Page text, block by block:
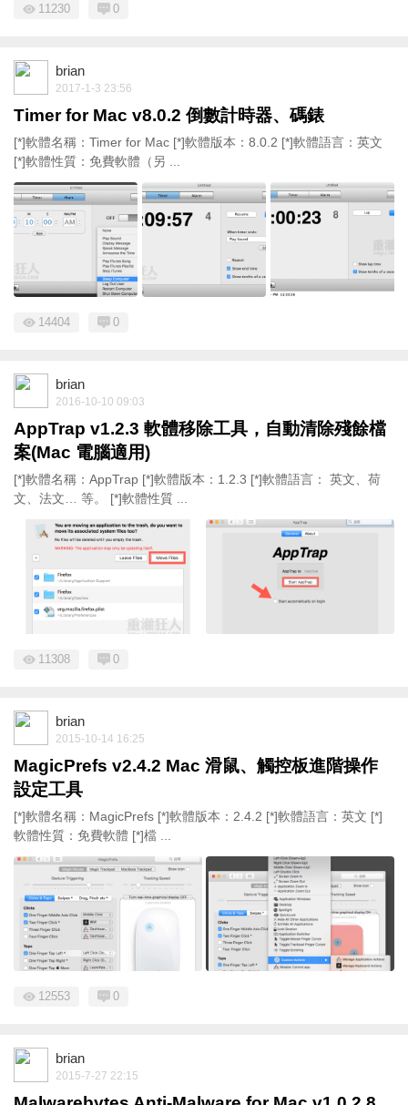
11230 0
brian
2017-1-3 23:56
Timer for Mac v8.0.2 倒數計時器、碼錶
[*]軟體名稱：Timer for Mac [*]軟體版本：8.0.2 [*]軟體語言：英文
[*]軟體性質：免費軟體（另 ...
14404 0
brian
2016-10-10 09:03
AppTrap v1.2.3 軟體移除工具，自動清除殘餘檔
案(Mac 電腦適用)
[*]軟體名稱：AppTrap [*]軟體版本：1.2.3 [*]軟體語言： 英文、荷
文、法文… 等。 [*]軟體性質 ...
11308 0
brian
2015-10-14 16:25
MagicPrefs v2.4.2 Mac 滑鼠、觸控板進階操作
設定工具
[*]軟體名稱：MagicPrefs [*]軟體版本：2.4.2 [*]軟體語言：英文 [*]
軟體性質：免費軟體 [*]檔 ...
12553 0
brian
2015-7-27 22:15